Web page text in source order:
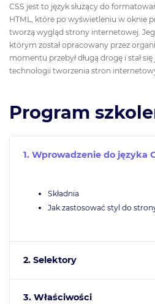
CSS jest to język służący do
HTML, które po wyświetleniu w oknie
tworzą wygląd strony internetowej.
którym został opracowany przez
momentu przebył długą drogę i stał
technologii tworzenia stron
Program
1. Wprowadzenie do języka
Składnia
Jak zastosować styl do
2. Selektory
3. Właściwości